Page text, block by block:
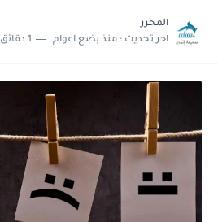
المحرر
اخر تحديث : منذ بضع اعوام 1 دقائق للقراءة